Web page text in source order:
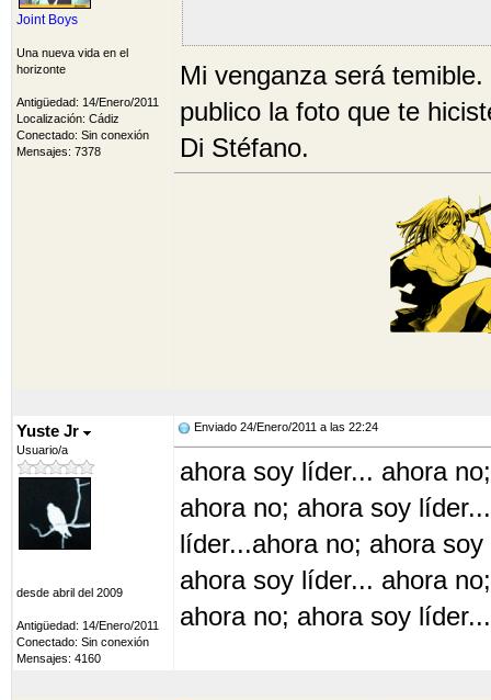
Joint Boys
Una nueva vida en el
horizonte
Antigüedad: 14/Enero/2011
Localización: Cádiz
Conectado: Sin conexión
Mensajes: 7378
Mi venganza será
publico la foto que te
Di Stéfano.
Yuste Jr
Usuario/a
desde abril del 2009
Antigüedad: 14/Enero/2011
Conectado: Sin conexión
Mensajes: 4160
Enviado 24/Enero/2011 a las 22:24
ahora soy líder... ahora
ahora no; ahora soy
líder...ahora no; ahora
ahora soy líder... ahora
ahora no; ahora soy